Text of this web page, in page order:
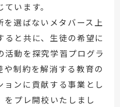
います。
選ばないメタバース上
ると共に、生徒の希望に
活動を探究学習プログラ
や制約を解消する教育の
ョンに貢献する事業とし
プレ開校いたしまし